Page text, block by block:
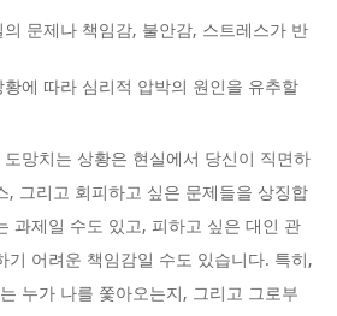
문제나 책임감, 불안감, 스트레스가 반
에 따라 심리적 압박의 원인을 유추할
망치는 상황은 현실에서 당신이 직면하
, 그리고 회피하고 싶은 문제들을 상징합
과제일 수도 있고, 피하고 싶은 대인 관
기 어려운 책임감일 수도 있습니다. 특히,
누가 나를 쫓아오는지, 그리고 그로부